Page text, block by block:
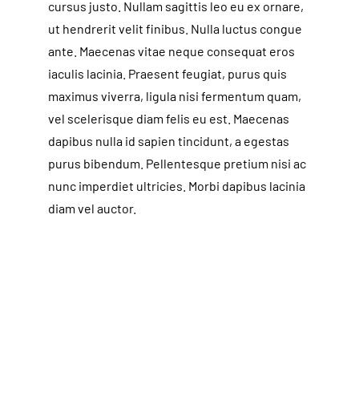
cursus justo. Nullam sagittis leo eu ex ornare,
ut hendrerit velit finibus. Nulla luctus congue
ante. Maecenas vitae neque consequat eros
iaculis lacinia. Praesent feugiat, purus quis
maximus viverra, ligula nisi fermentum quam,
vel scelerisque diam felis eu est. Maecenas
dapibus nulla id sapien tincidunt, a egestas
purus bibendum. Pellentesque pretium nisi ac
nunc imperdiet ultricies. Morbi dapibus lacinia
diam vel auctor.